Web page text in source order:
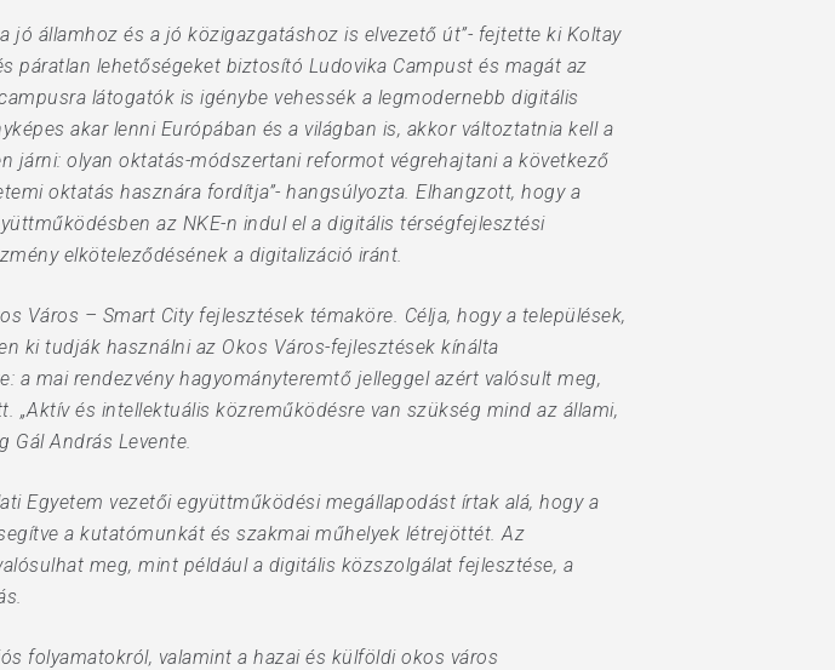
jó államhoz és a jó közigazgatáshoz is elvezető út”- fejtette ki Koltay
páratlan lehetőségeket biztosító Ludovika Campust és magát az
látogatók is igénybe vehessék a legmodernebb digitális
akar lenni Európában és a világban is, akkor változtatnia kell a
járni: olyan oktatás-módszertani reformot végrehajtani a következő
oktatás hasznára fordítja”- hangsúlyozta. Elhangzott, hogy a
az NKE-n indul el a digitális térségfejlesztési
elköteleződésének a digitalizáció iránt.
Város – Smart City fejlesztések témaköre. Célja, hogy a települések,
ki tudják használni az Okos Város-fejlesztések kínálta
a mai rendezvény hagyományteremtő jelleggel azért valósult meg,
és intellektuális közreműködésre van szükség mind az állami,
Gál András Levente.
Egyetem vezetői együttműködési megállapodást írtak alá, hogy a
a kutatómunkát és szakmai műhelyek létrejöttét. Az
meg, mint például a digitális közszolgálat fejlesztése, a
folyamatokról, valamint a hazai és külföldi okos város